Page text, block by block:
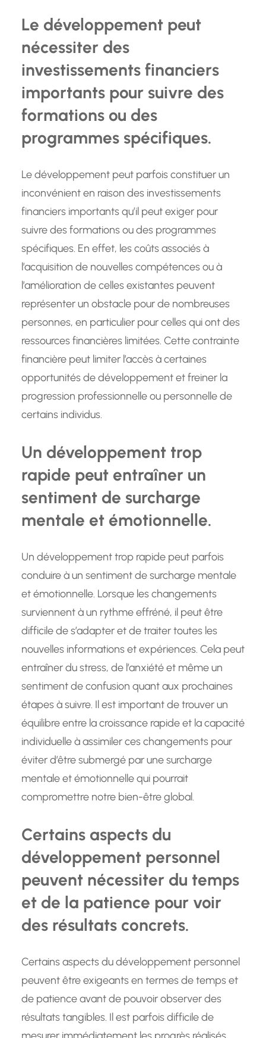
Le développement peut
nécessiter des
investissements financiers
importants pour suivre des
formations ou des
programmes spécifiques.
Le développement peut parfois constituer un
inconvénient en raison des investissements
financiers importants qu’il peut exiger pour
suivre des formations ou des programmes
spécifiques. En effet, les coûts associés à
l’acquisition de nouvelles compétences ou à
l’amélioration de celles existantes peuvent
représenter un obstacle pour de nombreuses
personnes, en particulier pour celles qui ont des
ressources financières limitées. Cette contrainte
financière peut limiter l’accès à certaines
opportunités de développement et freiner la
progression professionnelle ou personnelle de
certains individus.
Un développement trop
rapide peut entraîner un
sentiment de surcharge
mentale et émotionnelle.
Un développement trop rapide peut parfois
conduire à un sentiment de surcharge mentale
et émotionnelle. Lorsque les changements
surviennent à un rythme effréné, il peut être
difficile de s’adapter et de traiter toutes les
nouvelles informations et expériences. Cela peut
entraîner du stress, de l’anxiété et même un
sentiment de confusion quant aux prochaines
étapes à suivre. Il est important de trouver un
équilibre entre la croissance rapide et la capacité
individuelle à assimiler ces changements pour
éviter d’être submergé par une surcharge
mentale et émotionnelle qui pourrait
compromettre notre bien-être global.
Certains aspects du
développement personnel
peuvent nécessiter du temps
et de la patience pour voir
des résultats concrets.
Certains aspects du développement personnel
peuvent être exigeants en termes de temps et
de patience avant de pouvoir observer des
résultats tangibles. Il est parfois difficile de